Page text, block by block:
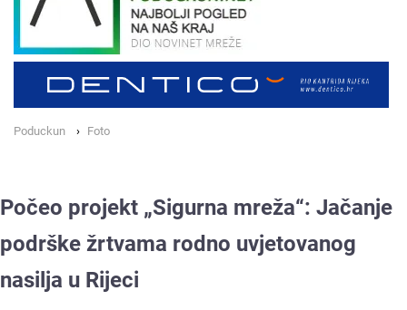
Poduckun Foto
Počeo projekt „Sigurna mreža“: Jačanje
podrške žrtvama rodno uvjetovanog
nasilja u Rijeci